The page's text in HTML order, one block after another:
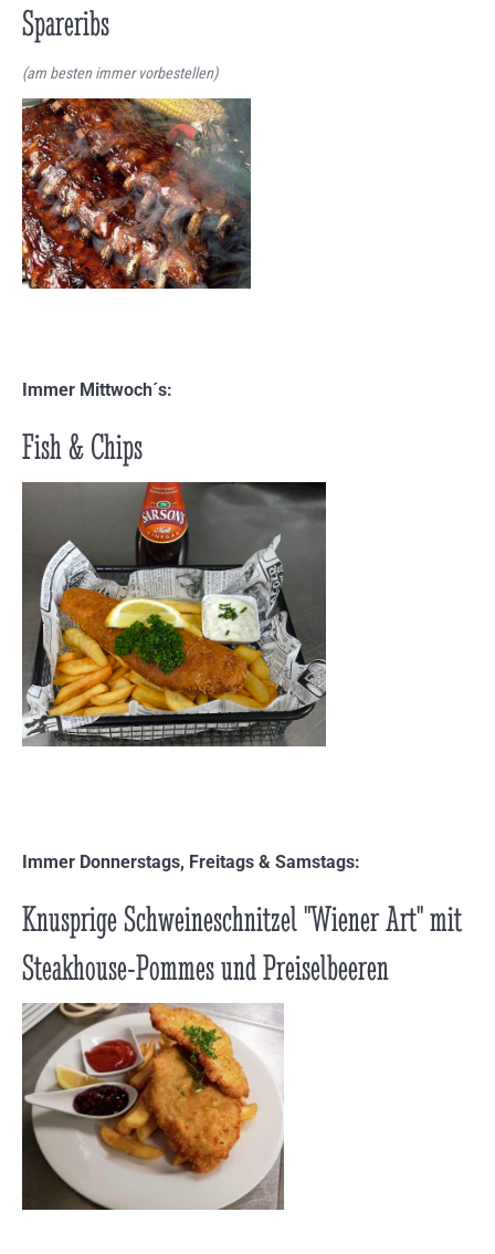
Spareribs
(am besten immer vorbestellen)
Immer Mittwoch´s:
Fish & Chips
Immer Donnerstags, Freitags & Samstags:
Knusprige Schweineschnitzel "Wiener Art" mit
Steakhouse-Pommes und Preiselbeeren